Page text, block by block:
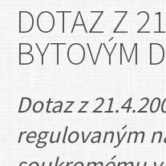
DOTAZ Z
BYTOVÝM
Dotaz z
regulovaným